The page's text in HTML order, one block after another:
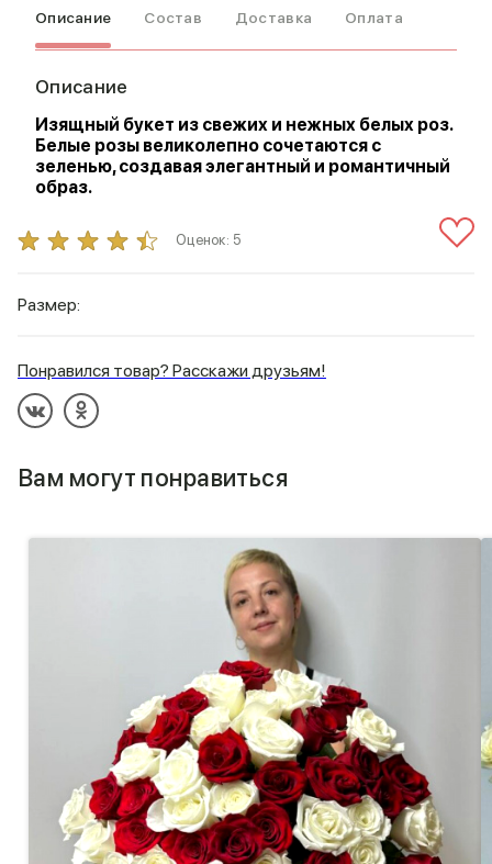
Описание Состав Доставка Оплата
Описание
Изящный букет из свежих и нежных белых роз.
Белые розы великолепно сочетаются с
зеленью, создавая элегантный и романтичный
образ.
Оценок: 5
Размер:
Понравился товар? Расскажи друзьям!
Вам могут понравиться